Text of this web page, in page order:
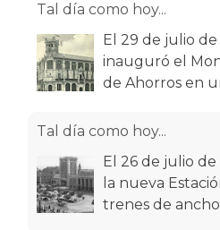
Tal día como hoy...
El 29 de julio de
inauguró el
de Ahorros en
Tal día como hoy...
El 26 de julio
la nueva
trenes de